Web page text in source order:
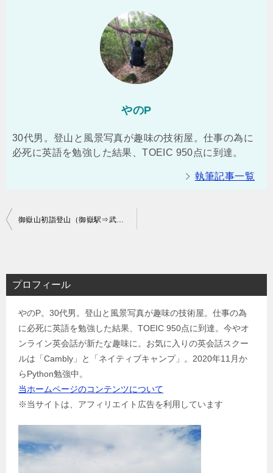
やのP
30代男。登山と風景写真が趣味の技術屋。仕事の為に
必死に英語を勉強した結果、TOEIC 950点に到達。
執筆記事一覧
投
ビ
ゲ
御嶽山初詣登山（御嶽駅⇒武蔵御嶽神社⇒日の出山⇒二俣尾駅）コースタイム実績：3時間40分
プロフィール
やのP。30代男。登山と風景写真が趣味の技術屋。仕事の為
に必死に英語を勉強した結果、TOEIC 950点に到達。今やオ
ンライン英会話が新たな趣味に。お気に入りの英会話スクー
ルは「Cambly」と「ネイティブキャンプ」。2020年11月か
らPython勉強中。
当ホームページのコンテンツについて
※当サイトは、アフィリエイト広告を利用しています